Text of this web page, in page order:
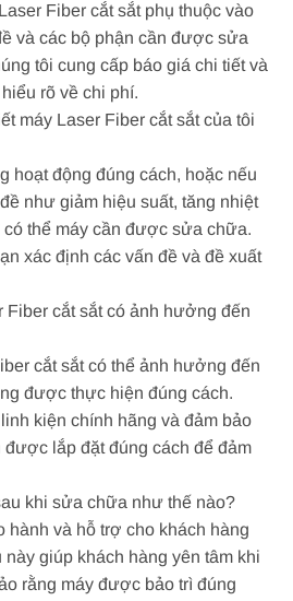
Fiber cắt sắt phụ thuộc vào
và các bộ phận cần được sửa
tôi cung cấp báo giá chi tiết và
rõ về chi phí.
máy Laser Fiber cắt sắt của tôi
hoạt động đúng cách, hoặc nếu
như giảm hiệu suất, tăng nhiệt
có thể máy cần được sửa chữa.
xác định các vấn đề và đề xuất
cắt sắt có ảnh hưởng đến
cắt sắt có thể ảnh hưởng đến
được thực hiện đúng cách.
kiện chính hãng và đảm bảo
được lắp đặt đúng cách để đảm
khi sửa chữa như thế nào?
hành và hỗ trợ cho khách hàng
giúp khách hàng yên tâm khi
rằng máy được bảo trì đúng